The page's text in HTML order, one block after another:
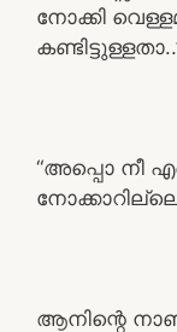
നോക്കി
“അപ്പൊ നീ
ആനിന്റെ